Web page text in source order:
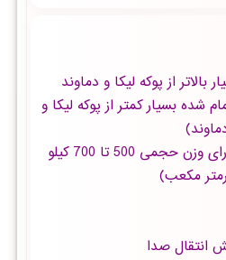
از پوکه لیکا و دماوند
شده بسیار کمتر از پوکه لیکا و
· سبک و دوام طولانی (دارای وزن حجمی 500 تا 700 کیلو
مکعب)
انتقال صدا